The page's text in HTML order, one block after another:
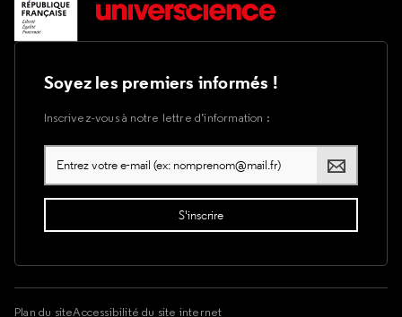
Soyez les premiers informés !
Inscrivez-vous à notre lettre d’information :
Plan du siteAccessibilité du site internet